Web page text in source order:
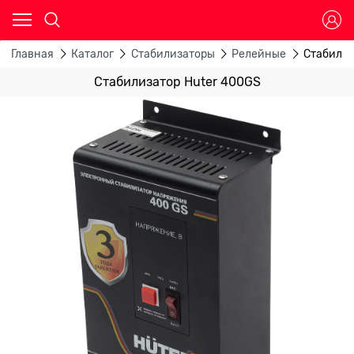
Главная Каталог Стабилизаторы Релейные
Стабилизатор Huter 400GS